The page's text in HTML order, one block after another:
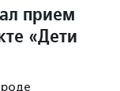
прием
«Дети